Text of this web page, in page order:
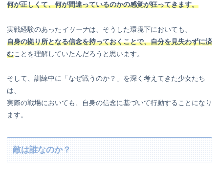
何が正しくて、何が間違っているのかの感覚が狂ってきます。
実戦経験のあった イリーナは、そうした環境下においても、
自身の拠り所となる信念を持っておくことで、自分を見失わずに済
むことを理解していたんだろうと思います。
そして、訓練中に「なぜ戦うのか？」を深く考えてきた少女たち
は、
実際の戦場においても、自身の信念に基づいて行動することになり
ます。
敵は誰なのか？